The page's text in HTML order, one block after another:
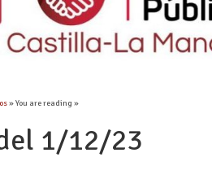
» You are reading »
1/12/23